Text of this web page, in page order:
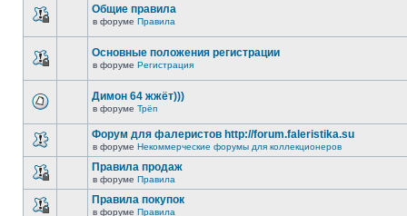
Общие правила
в форуме Правила
Основные положения регистрации
в форуме Регистрация
Димон 64 жжёт)))
в форуме Трёп
Форум для фалеристов http://forum.faleristika.su
в форуме Некоммерческие форумы для коллекционеров
Правила продаж
в форуме Правила
Правила покупок
в форуме Правила